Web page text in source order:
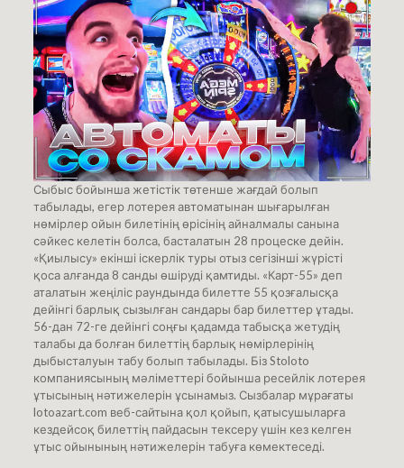
Сыбыс бойынша жетістік төтенше жағдай болып
табылады, егер лотерея автоматынан шығарылған
нөмірлер ойын билетінің өрісінің айналмалы санына
сәйкес келетін болса, басталатын 28 процеске дейін.
«Қиылысу» екінші іскерлік туры отыз сегізінші жүрісті
қоса алғанда 8 санды өшіруді қамтиды. «Карт-55» деп
аталатын жеңіліс раундында билетте 55 қозғалысқа
дейінгі барлық сызылған сандары бар билеттер ұтады.
56-дан 72-ге дейінгі соңғы қадамда табысқа жетудің
талабы да болған билеттің барлық нөмірлерінің
дыбысталуын табу болып табылады. Біз Stoloto
компаниясының мәліметтері бойынша ресейлік лотерея
ұтысының нәтижелерін ұсынамыз. Сызбалар мұрағаты
lotoazart.com веб-сайтына қол қойып, қатысушыларға
кездейсоқ билеттің пайдасын тексеру үшін кез келген
ұтыс ойынының нәтижелерін табуға көмектеседі.